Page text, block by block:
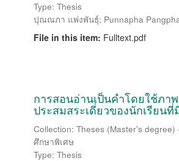
Type: Thesis
ปุณณภา แพ่งพันธุ์; Punnapha
File in this item: Fulltext.pdf
การสอนอ่านเป็นคำโดยใช้ภา
ประสมสระเดี่ยวของนักเรียน
Collection: Theses (Master's
ศึกษาพิเศษ
Type: Thesis